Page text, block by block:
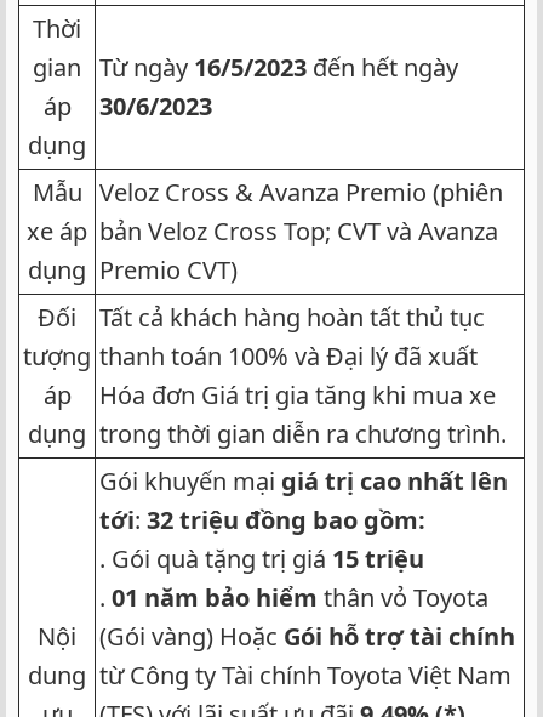
Thời
gian
áp
dụng​
Từ ngày 16/5/2023 đến hết ngày
30/6/2023
Mẫu
xe áp
dụng​
Veloz Cross & Avanza Premio (phiên
bản Veloz Cross Top; CVT và Avanza
Premio CVT)
Đối
tượng
áp
dụng​
Tất cả khách hàng hoàn tất thủ tục
thanh toán 100% và Đại lý đã xuất
Hóa đơn Giá trị gia tăng khi mua xe
trong thời gian diễn ra chương trình.
Nội
dung
Gói khuyến mại giá trị cao nhất lên
tới: 32 triệu đồng bao gồm:
. Gói quà tặng trị giá 15 triệu
. 01 năm bảo hiểm thân vỏ Toyota
(Gói vàng) Hoặc Gói hỗ trợtài chính
từ Công ty Tài chính Toyota Việt Nam